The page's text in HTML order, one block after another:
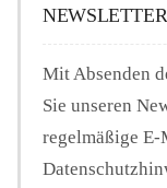
NEWSLETTER
Mit Absenden
Sie unseren
regelmäßige